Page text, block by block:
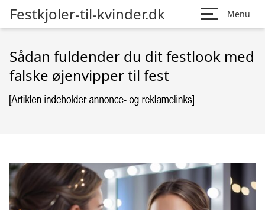
Festkjoler-til-kvinder.dk Menu
Sådan fuldender du dit festlook med
falske øjenvipper til fest